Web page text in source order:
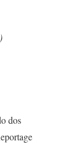
)
dos